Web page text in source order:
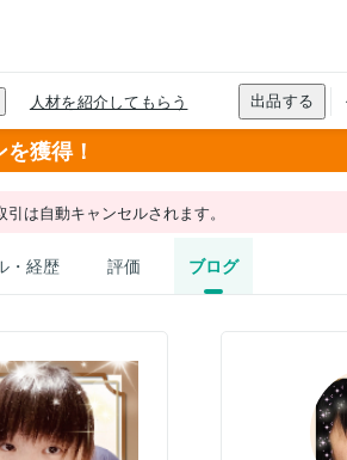
獲得！
は自動キャンセルされます。
・経歴 評価 ブログ